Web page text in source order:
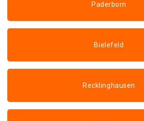
Paderborn
Bielefeld
Recklinghausen